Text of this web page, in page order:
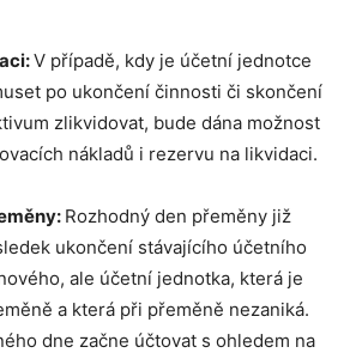
V případě, kdy je účetní jednotce
po ukončení činnosti či skončení
zlikvidovat, bude dána možnost
nákladů i rezervu na likvidaci.
Rozhodný den přeměny již
ukončení stávajícího účetního
ale účetní jednotka, která je
a která při přeměně nezaniká.
dne začne účtovat s ohledem na